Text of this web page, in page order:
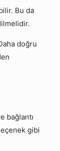
Bu da
doğru
bağlantı
gibi